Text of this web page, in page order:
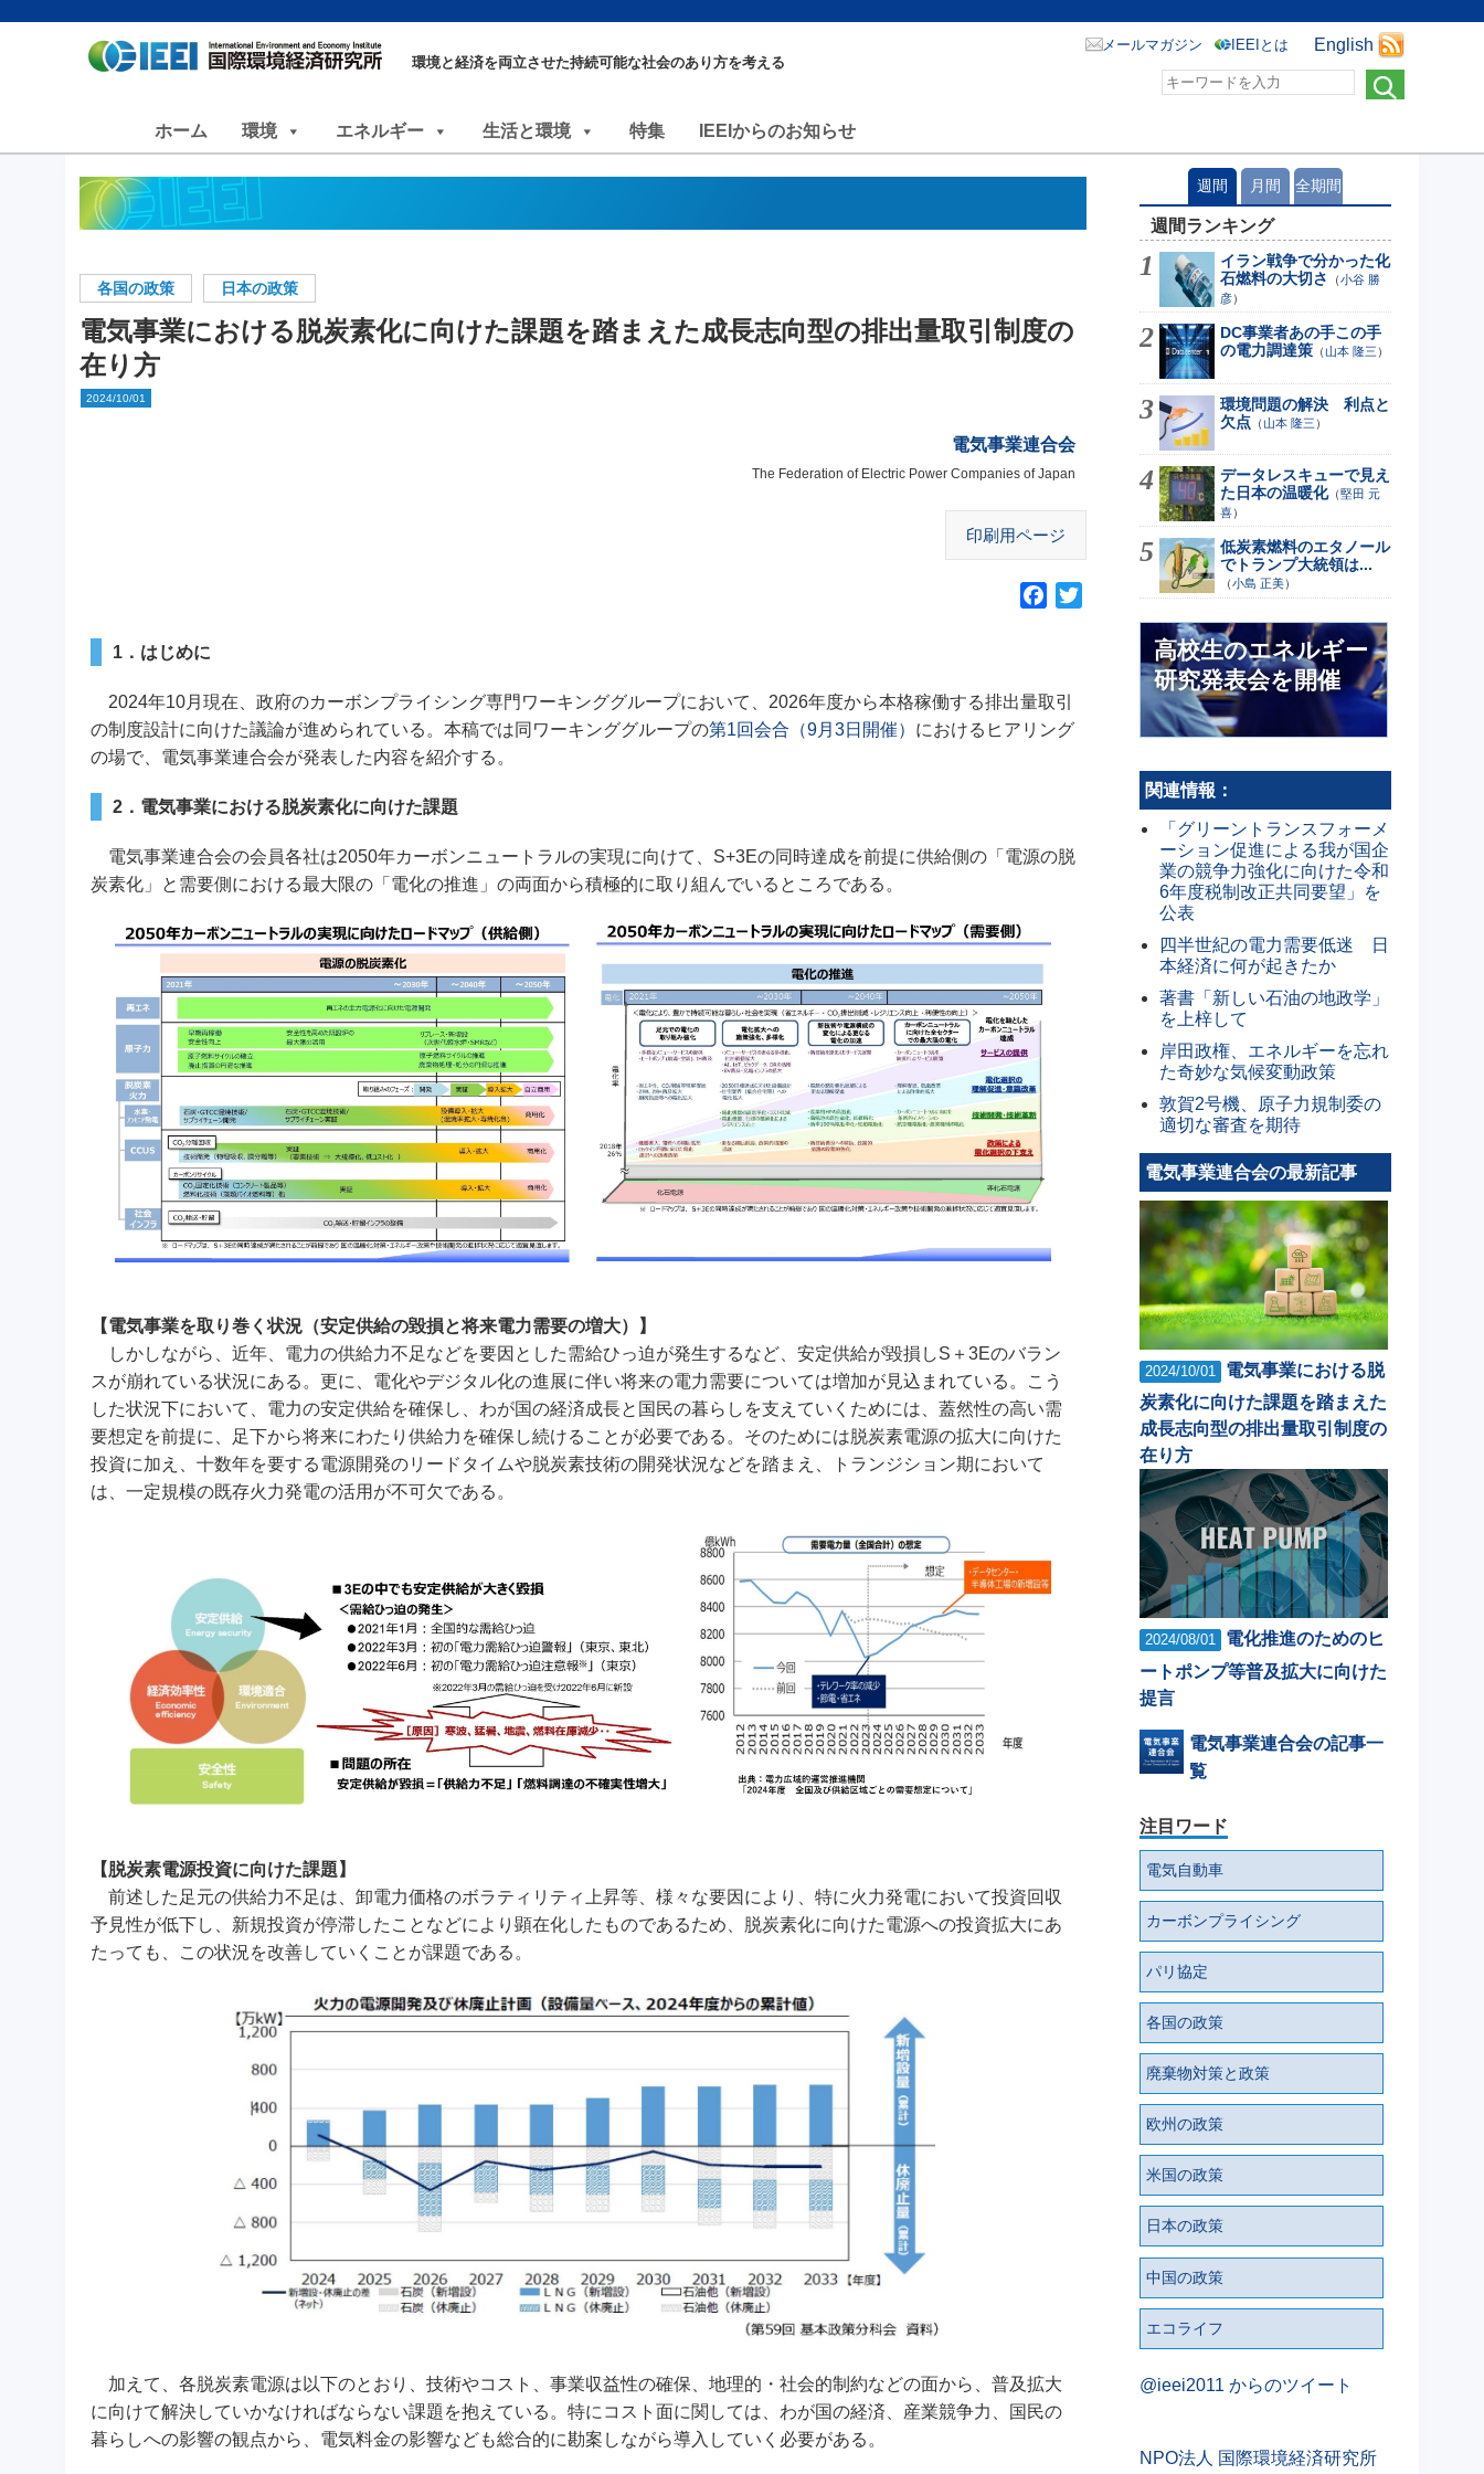
環境と経済を両立させた持続可能な社会のあり方を考える
English
メールマガジン IEEIとは
ホーム 環境 エネルギー 生活と環境 特集 IEEIからのお知らせ
各国の政策 日本の政策
電気事業における脱炭素化に向けた課題を踏まえた成長志向型の排出量取引制度の
在り方
2024/10/01
電気事業連合会
The Federation of Electric Power Companies of Japan
印刷用ページ
b
o
1．はじめに
2024年10月現在、政府のカーボンプライシング専門ワーキンググループにおいて、2026年度から本格稼働する排出量取引
の制度設計に向けた議論が進められている。本稿では同ワーキンググループの第1回会合（9月3日開催） におけるヒアリング
の場で、電気事業連合会が発表した内容を紹介する。
2．電気事業における脱炭素化に向けた課題
電気事業連合会の会員各社は2050年カーボンニュートラルの実現に向けて、S+3Eの同時達成を前提に供給側の「電源の脱
炭素化」と需要側における最大限の「電化の推進」の両面から積極的に取り組んでいるところである。
【電気事業を取り巻く状況（安定供給の毀損と将来電力需要の増大）】
しかしながら、近年、電力の供給力不足などを要因とした需給ひっ迫が発生するなど、安定供給が毀損しS＋3Eのバラン
スが崩れている状況にある。更に、電化やデジタル化の進展に伴い将来の電力需要については増加が見込まれている。こう
した状況下において、電力の安定供給を確保し、わが国の経済成長と国民の暮らしを支えていくためには、蓋然性の高い需
要想定を前提に、足下から将来にわたり供給力を確保し続けることが必要である。そのためには脱炭素電源の拡大に向けた
投資に加え、十数年を要する電源開発のリードタイムや脱炭素技術の開発状況などを踏まえ、トランジション期において
は、一定規模の既存火力発電の活用が不可欠である。
【脱炭素電源投資に向けた課題】
前述した足元の供給力不足は、卸電力価格のボラティリティ上昇等、様々な要因により、特に火力発電において投資回収
予見性が低下し、新規投資が停滞したことなどにより顕在化したものであるため、脱炭素化に向けた電源への投資拡大にあ
たっても、この状況を改善していくことが課題である。
加えて、各脱炭素電源は以下のとおり、技術やコスト、事業収益性の確保、地理的・社会的制約などの面から、普及拡大
に向けて解決していかなければならない課題を抱えている。特にコスト面に関しては、わが国の経済、産業競争力、国民の
暮らしへの影響の観点から、電気料金の影響なども総合的に勘案しながら導入していく必要がある。
週間 月間 全期間
週間ランキング
イラン戦争で分かった化
石燃料の大切さ
（小谷 勝
彦）
DC事業者あの手この手
の電力調達策 （山本 隆三 ）
環境問題の解決 利点と
欠点 （山本 隆三 ）
データレスキューで見え
た日本の温暖化（堅田 元
喜）
低炭素燃料のエタノール
でトランプ大統領は...
（小島 正美）
高校生のエネルギー
研究発表会を開催
関連情報：
「グリーントランスフォーメ
ーション促進による我が国企
業の競争力強化に向けた令和
6年度税制改正共同要望」を
公表
四半世紀の電力需要低迷 日
本経済に何が起きたか
著書「新しい石油の地政学」
を上梓して
岸田政権、エネルギーを忘れ
た奇妙な気候変動政策
敦賀2号機、原子力規制委の
適切な審査を期待
電気事業連合会の最新記事
2024/10/01
電気事業における脱
炭素化に向けた課題を踏まえた
成長志向型の排出量取引制度の
在り方
2024/08/01
電化推進のためのヒ
ートポンプ等普及拡大に向けた
提言
電気事業連合会の記事一
覧
注目ワード
電気自動車
カーボンプライシング
パリ協定
各国の政策
廃棄物対策と政策
欧州の政策
米国の政策
日本の政策
中国の政策
エコライフ
@ieei2011 からのツイート
NPO法人 国際環境経済研究所